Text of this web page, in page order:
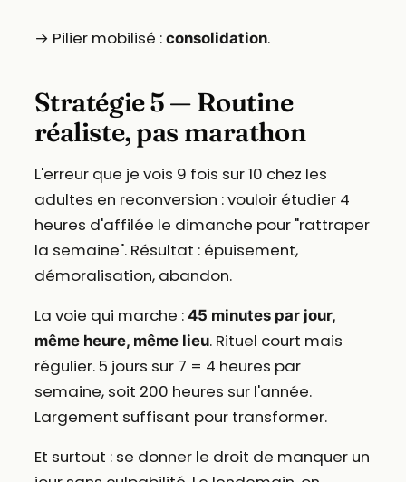
→ Pilier mobilisé : consolidation.
Stratégie 5 — Routine
réaliste, pas marathon
L'erreur que je vois 9 fois sur 10 chez les
adultes en reconversion : vouloir étudier 4
heures d'affilée le dimanche pour "rattraper
la semaine". Résultat : épuisement,
démoralisation, abandon.
La voie qui marche : 45 minutes par jour,
même heure, même lieu. Rituel court mais
régulier. 5 jours sur 7 = 4 heures par
semaine, soit 200 heures sur l'année.
Largement suffisant pour transformer.
Et surtout : se donner le droit de manquer un